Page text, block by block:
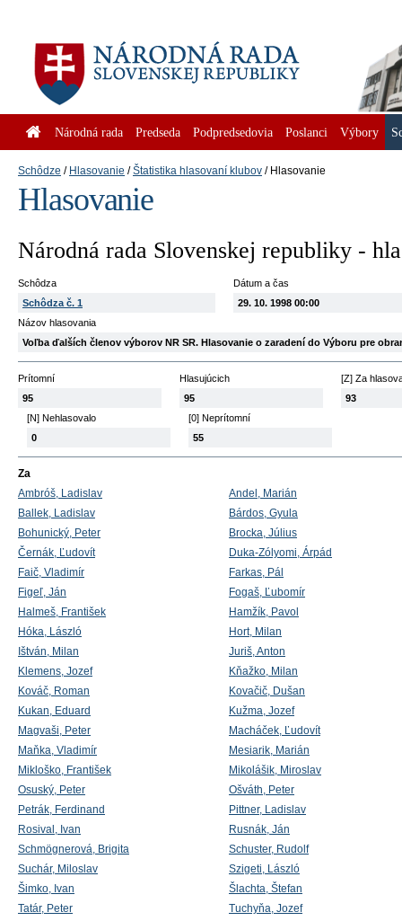
Národná rada Predseda Podpredsedovia Poslanci Výbory
Schôdze Hlasovanie Štatistika hlasovaní klubov Hlasovanie
Hlasovanie
Národná rada Slovenskej republiky -
Schôdza
Schôdza č. 1
Dátum a čas
29. 10. 1998 00:00
Názov hlasovania
Voľba ďalších členov výborov NR SR. Hlasovanie o zaradení do Výboru pre
Prítomní
95
Hlasujúcich
95
[Z] Za
93
[N] Nehlasovalo
0
[0] Neprítomní
55
Za
Ambróš, Ladislav
Andel, Marián
Ballek, Ladislav
Bárdos, Gyula
Bohunický, Peter
Brocka, Július
Černák, Ľudovít
Duka-Zólyomi, Árpád
Faič, Vladimír
Farkas, Pál
Figeľ, Ján
Fogaš, Ľubomír
Halmeš, František
Hamžík, Pavol
Hóka, László
Hort, Milan
Ištván, Milan
Juriš, Anton
Klemens, Jozef
Kňažko, Milan
Kováč, Roman
Kovačič, Dušan
Kukan, Eduard
Kužma, Jozef
Magvaši, Peter
Macháček, Ľudovít
Maňka, Vladimír
Mesiarik, Marián
Mikloško, František
Mikolášik, Miroslav
Osuský, Peter
Ošváth, Peter
Petrák, Ferdinand
Pittner, Ladislav
Rosival, Ivan
Rusnák, Ján
Schmögnerová, Brigita
Schuster, Rudolf
Suchár, Miloslav
Szigeti, László
Šimko, Ivan
Šlachta, Štefan
Tatár, Peter
Tuchyňa, Jozef